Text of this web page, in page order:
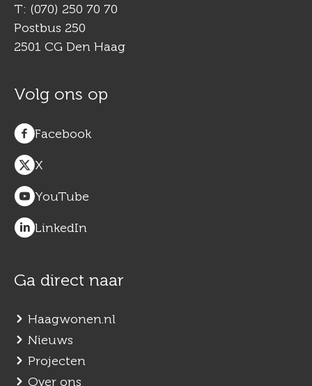
T: (070) 250 70 70
Postbus 250
2501 CG Den Haag
Volg ons op
Facebook
X
YouTube
LinkedIn
Ga direct naar
Haagwonen.nl
Nieuws
Projecten
Over ons